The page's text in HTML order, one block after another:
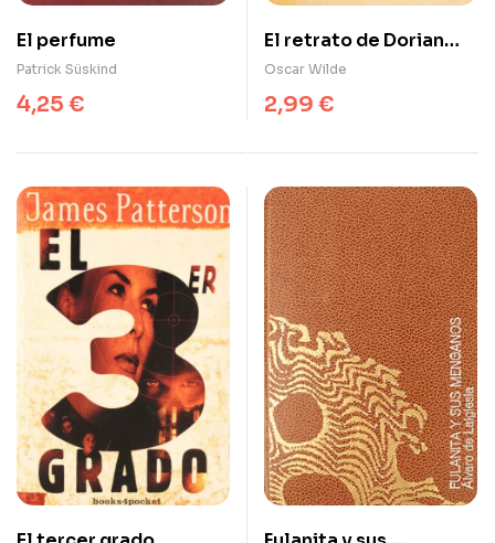
El perfume
Patrick Süskind
4,25 €
El retrato de Dorian
Gray
Oscar Wilde
2,99 €